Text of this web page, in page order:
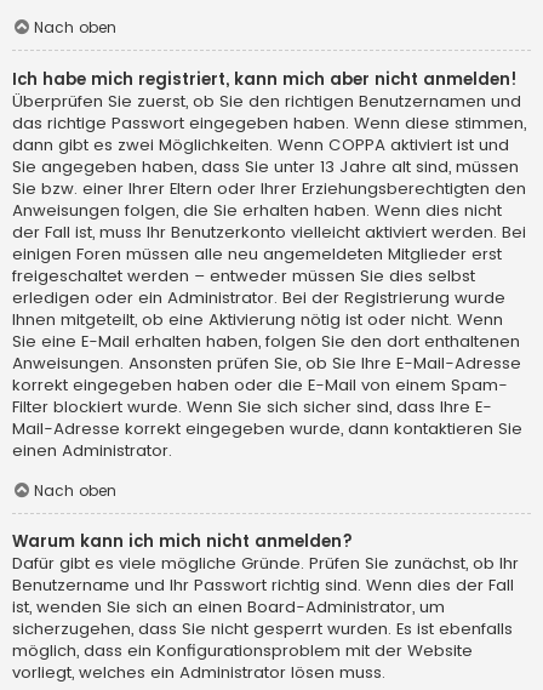
Nach oben
Ich habe mich registriert, kann mich aber nicht anmelden!
Überprüfen Sie zuerst, ob Sie den richtigen Benutzernamen und
das richtige Passwort eingegeben haben. Wenn diese stimmen,
dann gibt es zwei Möglichkeiten. Wenn COPPA aktiviert ist und
Sie angegeben haben, dass Sie unter 13 Jahre alt sind, müssen
Sie bzw. einer Ihrer Eltern oder Ihrer Erziehungsberechtigten den
Anweisungen folgen, die Sie erhalten haben. Wenn dies nicht
der Fall ist, muss Ihr Benutzerkonto vielleicht aktiviert werden. Bei
einigen Foren müssen alle neu angemeldeten Mitglieder erst
freigeschaltet werden – entweder müssen Sie dies selbst
erledigen oder ein Administrator. Bei der Registrierung wurde
Ihnen mitgeteilt, ob eine Aktivierung nötig ist oder nicht. Wenn
Sie eine E-Mail erhalten haben, folgen Sie den dort enthaltenen
Anweisungen. Ansonsten prüfen Sie, ob Sie Ihre E-Mail-Adresse
korrekt eingegeben haben oder die E-Mail von einem Spam-
Filter blockiert wurde. Wenn Sie sich sicher sind, dass Ihre E-
Mail-Adresse korrekt eingegeben wurde, dann kontaktieren Sie
einen Administrator.
Nach oben
Warum kann ich mich nicht anmelden?
Dafür gibt es viele mögliche Gründe. Prüfen Sie zunächst, ob Ihr
Benutzername und Ihr Passwort richtig sind. Wenn dies der Fall
ist, wenden Sie sich an einen Board-Administrator, um
sicherzugehen, dass Sie nicht gesperrt wurden. Es ist ebenfalls
möglich, dass ein Konfigurationsproblem mit der Website
vorliegt, welches ein Administrator lösen muss.